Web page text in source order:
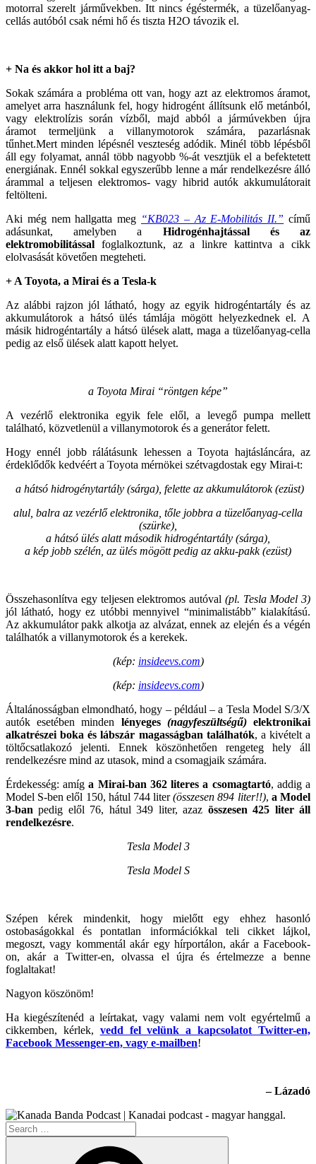
motorral szerelt járművekben. Itt nincs égéstermék, a tüzelőanyag-
cellás autóból csak némi hő és tiszta H2O távozik el.
+ Na és akkor hol itt a baj?
Sokak számára a probléma ott van, hogy azt az elektromos áramot,
amelyet arra használunk fel, hogy hidrogént állítsunk elő metánból,
vagy elektrolízis során vízből, majd abból a jármúvekben újra
áramot termeljünk a villanymotorok számára, pazarlásnak
tűnhet.Mert minden lépésnél veszteség adódik. Minél több lépésből
áll egy folyamat, annál több nagyobb %-át vesztjük el a befektetett
energiának. Ennél sokkal egyszerűbb lenne a már rendelkezésre álló
árammal a teljesen elektromos- vagy hibrid autók akkumulátorait
feltölteni.
Aki még nem hallgatta meg “KB023 – Az E-Mobilitás II.” című
adásunkat, amelyben a Hidrogénhajtással és az
elektromobilitással foglalkoztunk, az a linkre kattintva a cikk
elolvasását követően megteheti.
+ A Toyota, a Mirai és a Tesla-k
Az alábbi rajzon jól látható, hogy az egyik hidrogéntartály és az
akkumulátorok a hátsó ülés támlája mögött helyezkednek el. A
másik hidrogéntartály a hátsó ülések alatt, maga a tüzelőanyag-cella
pedig az első ülések alatt kapott helyet.
a Toyota Mirai “röntgen képe”
A vezérlő elektronika egyik fele elől, a levegő pumpa mellett
található, közvetlenül a villanymotorok és a generátor felett.
Hogy ennél jobb rálátásunk lehessen a Toyota hajtásláncára, az
érdeklődők kedvéért a Toyota mérnökei szétvagdostak egy Mirai-t:
a hátsó hidrogénytartály (sárga), felette az akkumulátorok (ezüst)
alul, balra az vezérlő elektronika, tőle jobbra a tüzelőanyag-cella
(szürke),
a hátsó ülés alatt második hidrogéntartály (sárga),
a kép jobb szélén, az ülés mögött pedig az akku-pakk (ezüst)
Összehasonlítva egy teljesen elektromos autóval (pl. Tesla Model 3)
jól látható, hogy ez utóbbi mennyivel “minimalistább” kialakítású.
Az akkumulátor pakk alkotja az alvázat, ennek az elején és a végén
találhatók a villanymotorok és a kerekek.
(kép: insideevs.com)
(kép: insideevs.com)
Általánosságban elmondható, hogy – például – a Tesla Model S/3/X
autók esetében minden lényeges (nagyfeszültségű)elektronikai
alkatrészei boka és lábszár magasságban találhatók, a kivételt a
töltőcsatlakozó jelenti. Ennek köszönhetően rengeteg hely áll
rendelkezésre mind az utasok, mind a csomagjaik számára.
Érdekesség: amíga Mirai-ban 362 literes a csomagtartó, addig a
Model S-ben elől 150, hátul 744 liter(összesen 894 liter!!), a Model
3-ban pedig elől 76, hátul 349 liter, azaz összesen 425 liter áll
rendelkezésre.
Tesla Model 3
Tesla Model S
Szépen kérek mindenkit, hogy mielőtt egy ehhez hasonló
ostobaságokkal és pontatlan információkkal teli cikket lájkol,
megoszt, vagy kommentál akár egy hírportálon, akár a Facebook-
on, akár a Twitter-en, olvassa el újra és értelmezze a benne
foglaltakat!
Nagyon köszönöm!
Ha kiegészítenéd a leírtakat, vagy valami nem volt egyértelmű a
cikkemben, kérlek, vedd fel velünk a kapcsolatot Twitter-en,
Facebook Messenger-en, vagy e-mailben!
– Lázadó
Search
for: